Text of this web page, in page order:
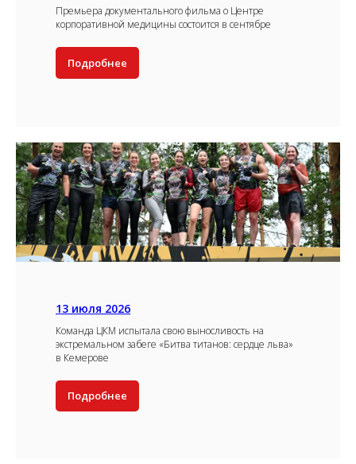
Премьера документального фильма о Центре
корпоративной медицины состоится в сентябре
Подробнее
13 июля 2026
Команда ЦКМ испытала свою выносливость на
экстремальном забеге «Битва титанов: сердце льва»
в Кемерове
Подробнее